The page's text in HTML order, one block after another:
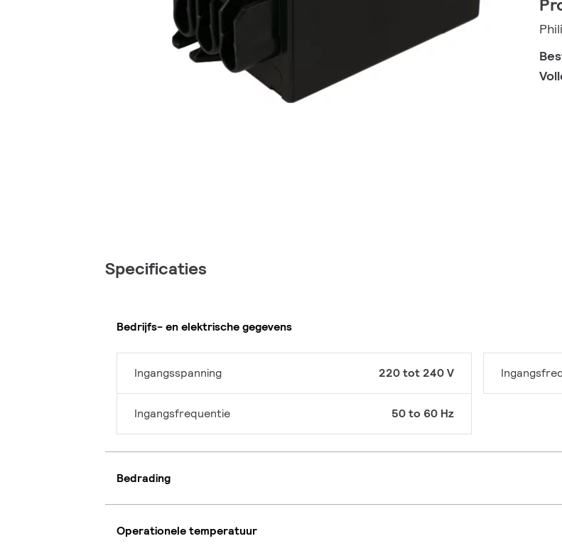
Specificaties
Bedrijfs- en elektrische gegevens
Ingangsspanning 220 tot 240 V
Ingangsfrequentie 50 to 60 Hz
Bedrading
Operationele temperatuur